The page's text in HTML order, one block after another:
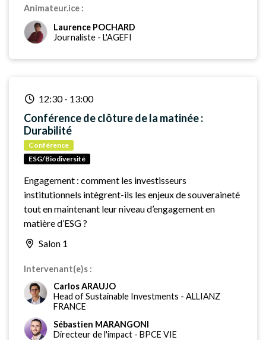
Animateur.ice :
Laurence POCHARD
Journaliste - L'AGEFI
12:30- 13:00
Conférence de clôture de la matinée :
Durabilité
Conférence
ESG/Biodiversité
Engagement : comment les investisseurs
institutionnels intègrent-ils les enjeux de souveraineté
tout en maintenant leur niveau d’engagement en
matière d’ESG ?
Salon 1
Intervenant(e)s :
Carlos ARAUJO
Head of Sustainable Investments - ALLIANZ
FRANCE
Sébastien MARANGONI
Directeur de l'impact - BPCE VIE